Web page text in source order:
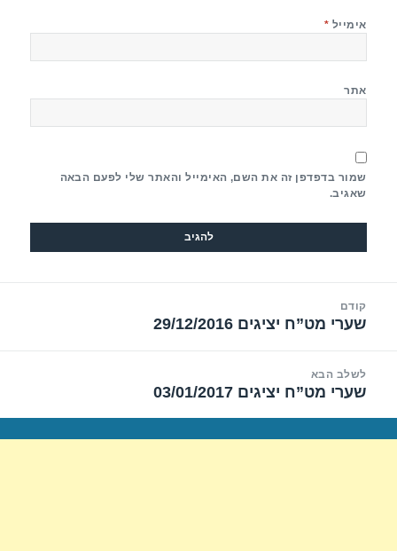
אימייל *
אתר
שמור בדפדפן זה את השם, האימייל והאתר שלי לפעם הבאה
שאגיב.
קודם
הפוסט
שערי מט”ח יציגים 29/12/2016
לשלב הבא
הפוסט
שערי מט”ח יציגים 03/01/2017